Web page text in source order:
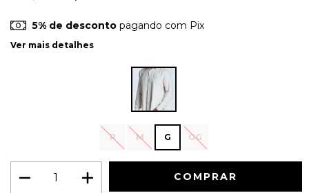
5% de desconto pagando com Pix
Ver mais detalhes
P M G GG